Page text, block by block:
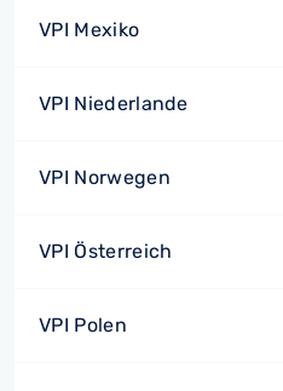
VPI Mexiko
VPI Niederlande
VPI Norwegen
VPI Österreich
VPI Polen